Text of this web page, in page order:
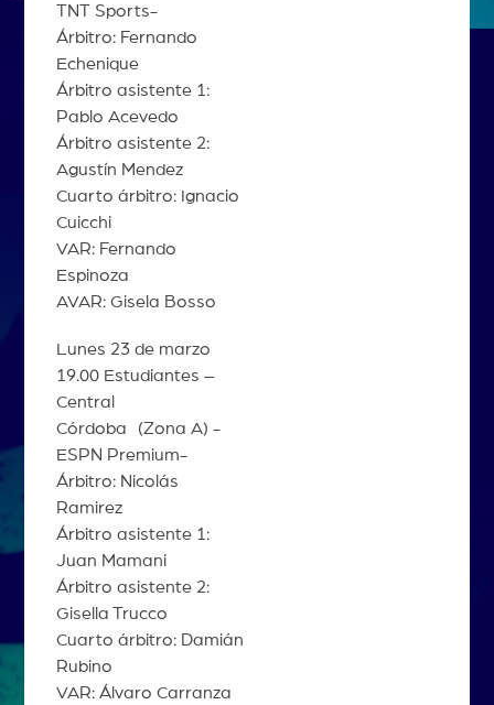
TNT Sports-
Árbitro: Fernando
Echenique
Árbitro asistente 1:
Pablo Acevedo
Árbitro asistente 2:
Agustín Mendez
Cuarto árbitro: Ignacio
Cuicchi
VAR: Fernando
Espinoza
AVAR: Gisela Bosso
Lunes 23 de marzo
19.00 Estudiantes –
Central
Córdoba (Zona A) -
ESPN Premium-
Árbitro: Nicolás
Ramirez
Árbitro asistente 1:
Juan Mamani
Árbitro asistente 2:
Gisella Trucco
Cuarto árbitro: Damián
Rubino
VAR: Álvaro Carranza